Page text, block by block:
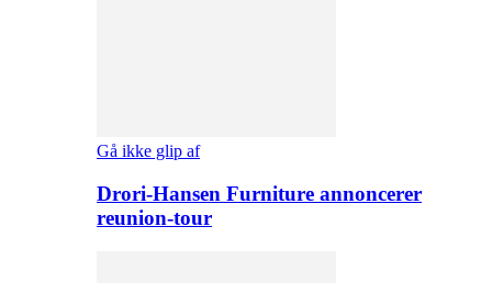
Gå ikke glip af
Drori-Hansen Furniture annoncerer
reunion-tour